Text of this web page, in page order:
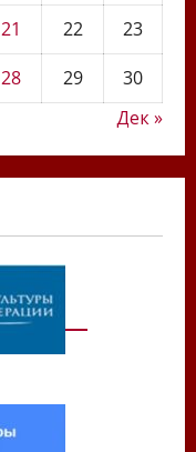
21 22
23
28 29
30
Дек »